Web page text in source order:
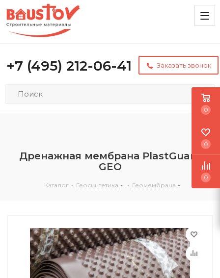
+7 (495) 212-06-41 Заказать звонок
Дренажная мембрана PlastGuard
GEO
Каталог - Геосинтетика - Геомембрана
0
0
0